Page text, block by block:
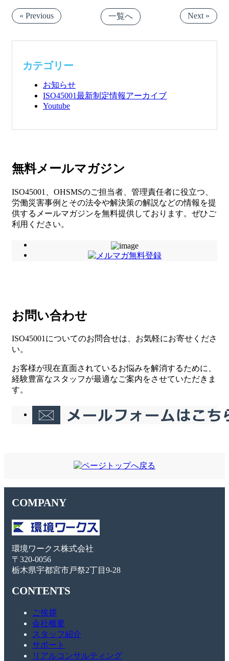
« Previous 一覧へ Next »
カテゴリー
お知らせ
ISO45001最新制定情報アーカイブ
Youtube
無料メールマガジン
ISO45001、OHSMSのご担当者、管理責任者に役立つ、
労働災害事例とその法令や解決策の解説などの情報を提
供するメールマガジンを無料提供しております。ぜひご
利用ください。
お問い合わせ
ISO45001についてのお問合せは、お気軽にお寄せくださ
い。
お客様が現在直面されているお悩みを解消するために、
経験豊富なスタッフが最適なご案内をさせていただきま
す。
COMPANY
環境ワークス株式会社
〒320-0056
栃木県宇都宮市戸祭2丁目9-28
CONTENTS
ご挨拶
会社概要
スタッフ紹介
サポート
リアルコンサルティング